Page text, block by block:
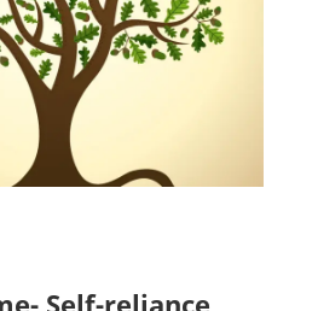
Self-reliance